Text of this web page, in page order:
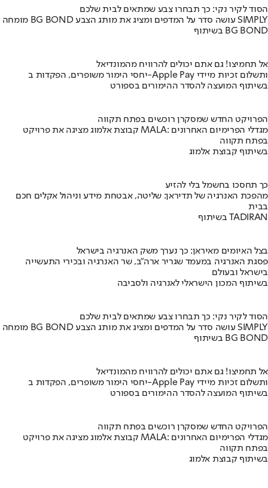
הסוד לקיר נקי: כך תבחרו צבע שמתאים לבית שלכם
מומחה BG BOND עושה סדר על המדפים ומציג את מותג הצבע SIMPLY
בשיתוף BG BOND
אל תחמיצו! גם אתם יכולים להרוויח מהמונדיאל
יחסי הימור משופרים, הפקדות ב-Apple Pay ותשלום זכיות מיידי
בשיתוף המועצה להסדר ההימורים בספורט
הפרויקט החדש שמסקרן רוכשים בפתח תקווה
קבוצת אלמוג מציגה את פרויקט MALA: מגדלי הפרימיום האחרונים
בפתח תקווה
בשיתוף קבוצת אלמוג
כך תחסכו בחשמל בלי להזיע
מהפכת האנרגיה של תדיראן: שליטה, אבטחת מידע וניהול אקלים חכם
בבית
בשיתוף TADIRAN
בצל האיומים מאיראן: כך נערך משק האנרגיה בישראל
פסגת האנרגיה במעמד שגריר ארה"ב, שר האנרגיה ובכירי התעשייה
בישראל ובעולם
בשיתוף המכון הישראלי לאנרגיה ולסביבה
הסוד לקיר נקי: כך תבחרו צבע שמתאים לבית שלכם
מומחה BG BOND עושה סדר על המדפים ומציג את מותג הצבע SIMPLY
בשיתוף BG BOND
אל תחמיצו! גם אתם יכולים להרוויח מהמונדיאל
יחסי הימור משופרים, הפקדות ב-Apple Pay ותשלום זכיות מיידי
בשיתוף המועצה להסדר ההימורים בספורט
הפרויקט החדש שמסקרן רוכשים בפתח תקווה
קבוצת אלמוג מציגה את פרויקט MALA: מגדלי הפרימיום האחרונים
בפתח תקווה
בשיתוף קבוצת אלמוג